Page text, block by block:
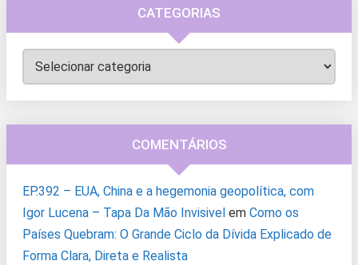
CATEGORIAS
Categorias
COMENTÁRIOS
EP.392 – EUA, China e a hegemonia geopolítica, com
Igor Lucena – Tapa Da Mão Invisivel em Como os
Países Quebram: O Grande Ciclo da Dívida Explicado de
Forma Clara, Direta e Realista